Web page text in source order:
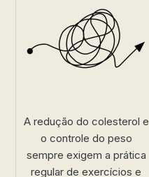
A redução do colesterol e
o controle do peso
sempre exigem a prática
regular de exercícios e